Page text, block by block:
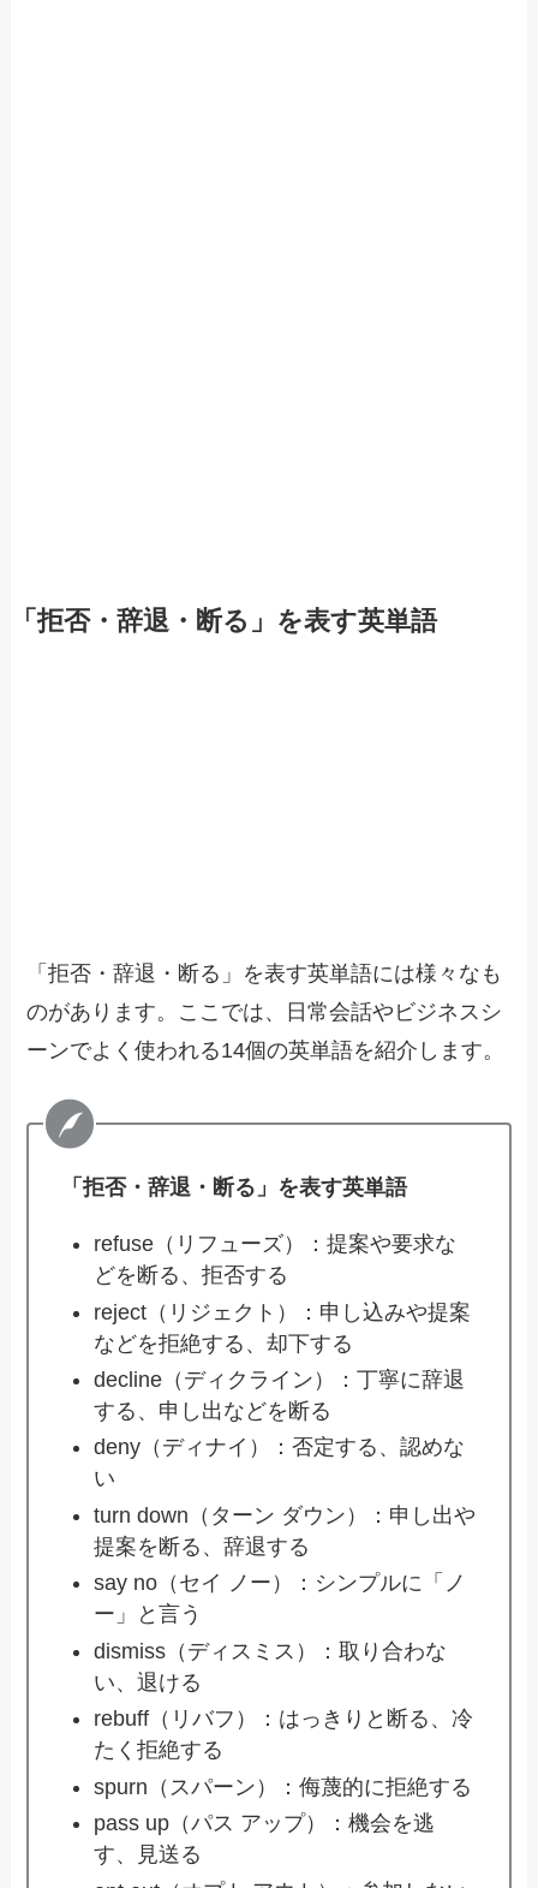
「拒否・辞退・断る」を表す英単語
「拒否・辞退・断る」を表す英単語には様々なも
のがあります。ここでは、日常会話やビジネスシ
ーンでよく使われる14個の英単語を紹介します。
「拒否・辞退・断る」を表す英単語
refuse（リフューズ）：提案や要求な
どを断る、拒否する
reject（リジェクト）：申し込みや提案
などを拒絶する、却下する
decline（ディクライン）：丁寧に辞退
する、申し出などを断る
deny（ディナイ）：否定する、認めな
い
turn down（ターン ダウン）：申し出や
提案を断る、辞退する
say no（セイ ノー）：シンプルに「ノ
ー」と言う
dismiss（ディスミス）：取り合わな
い、退ける
rebuff（リバフ）：はっきりと断る、冷
たく拒絶する
spurn（スパーン）：侮蔑的に拒絶する
pass up（パス アップ）：機会を逃
す、見送る